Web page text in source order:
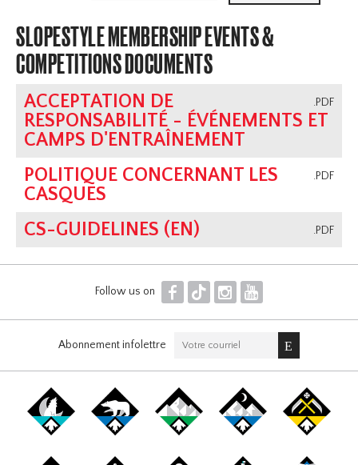
SLOPESTYLE MEMBERSHIP EVENTS &
COMPETITIONS DOCUMENTS
.PDF
ACCEPTATION DE
RESPONSABILITÉ - ÉVÉNEMENTS ET
CAMPS D'ENTRAÎNEMENT
.PDF
POLITIQUE CONCERNANT LES
CASQUES
.PDF
CS-GUIDELINES (EN)
Follow us on F T I Y
Abonnement infolettre